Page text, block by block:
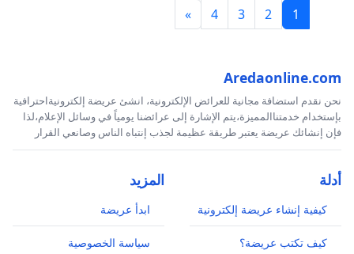
1
2
3
4
»
Aredaonline.com
نحن نقدم استضافة مجانية للعرائض الإلكترونية، انشئ عريضة إلكترونيةاحترافية
بإستخدام خدمتناالمميزة،يتم الإشارة إلى عرائضنا يومياً في وسائل الإعلام،لذا
فإن إنشائك عريضة يعتبر طريقة عظيمة لجذب إنتباه الناس وصانعي القرار
أدلة
كيفية إنشاء عريضة إلكترونية
كيف تكتب عريضة؟
المزيد
ابدأ عريضة
سياسة الخصوصية